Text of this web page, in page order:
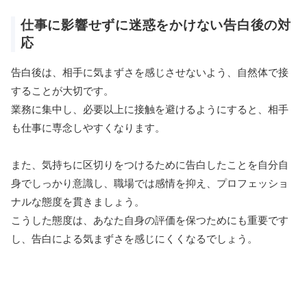
仕事に影響せずに迷惑をかけない告白後の対
応
告白後は、相手に気まずさを感じさせないよう、自然体で接
することが大切です。
業務に集中し、必要以上に接触を避けるようにすると、相手
も仕事に専念しやすくなります。
また、気持ちに区切りをつけるために告白したことを自分自
身でしっかり意識し、職場では感情を抑え、プロフェッショ
ナルな態度を貫きましょう。
こうした態度は、あなた自身の評価を保つためにも重要です
し、告白による気まずさを感じにくくなるでしょう。